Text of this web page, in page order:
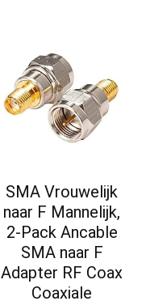
SMA Vrouwelijk
naar F Mannelijk,
2-Pack Ancable
SMA naar F
Adapter RF Coax
Coaxiale